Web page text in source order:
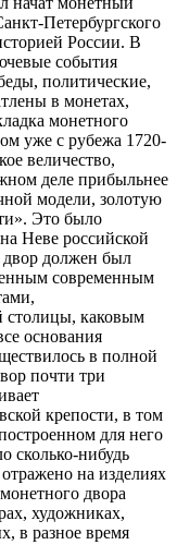
Петербургского
России. В
события
политические,
в монетах,
монетного
уже с рубежа 1720-
величество,
деле прибыльнее
модели, золотую
Это было
Неве российской
должен был
современным
столицы, каковым
основания
в полной
почти три
крепости, в том
для него
сколько-нибудь
на изделиях
двора
художниках,
в разное время